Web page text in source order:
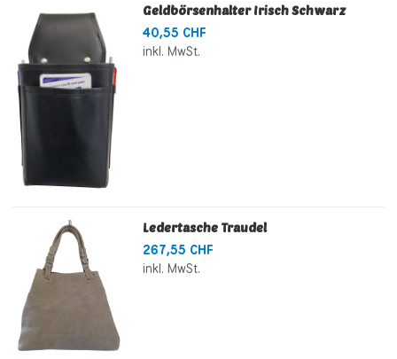
Geldbörsenhalter Irisch Schwarz
40,55 CHF
inkl. MwSt.
Ledertasche Traudel
267,55 CHF
inkl. MwSt.